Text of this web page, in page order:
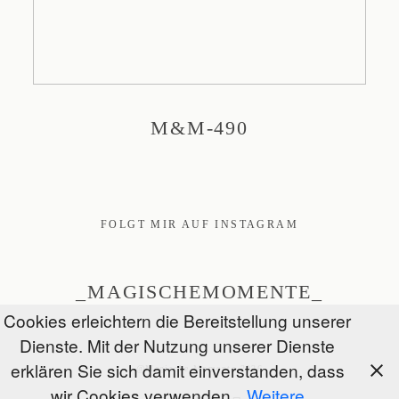
M&M-490
FOLGT MIR AUF INSTAGRAM
_MAGISCHEMOMENTE_
@Magische Momente 2026
Cookies erleichtern die Bereitstellung unserer
Dienste. Mit der Nutzung unserer Dienste
erklären Sie sich damit einverstanden, dass